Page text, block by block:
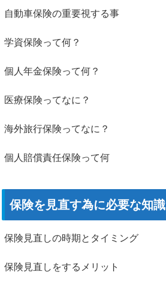
自動車保険の重要視する事
学資保険って何？
個人年金保険って何？
医療保険ってなに？
海外旅行保険ってなに？
個人賠償責任保険って何
保険を見直す為に必要な知識
保険見直しの時期とタイミング
保険見直しをするメリット